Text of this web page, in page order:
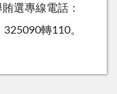
選專線電話：
轉110。